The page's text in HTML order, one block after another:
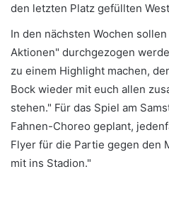
den letzten Platz gefüllten
In den nächsten Wochen
Aktionen" durchgezogen
zu einem Highlight machen,
Bock wieder mit euch allen
stehen." Für das Spiel am
Fahnen-Choreo geplant,
Flyer für die Partie gegen den
mit ins Stadion."